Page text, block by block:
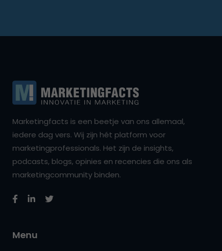
Marketingfacts is een beetje van ons allemaal,
iedere dag vers. Wij zijn hét platform voor
marketingprofessionals. Het zijn de insights,
podcasts, blogs, opinies en recencies die ons als
marketingcommunity binden.
Menu